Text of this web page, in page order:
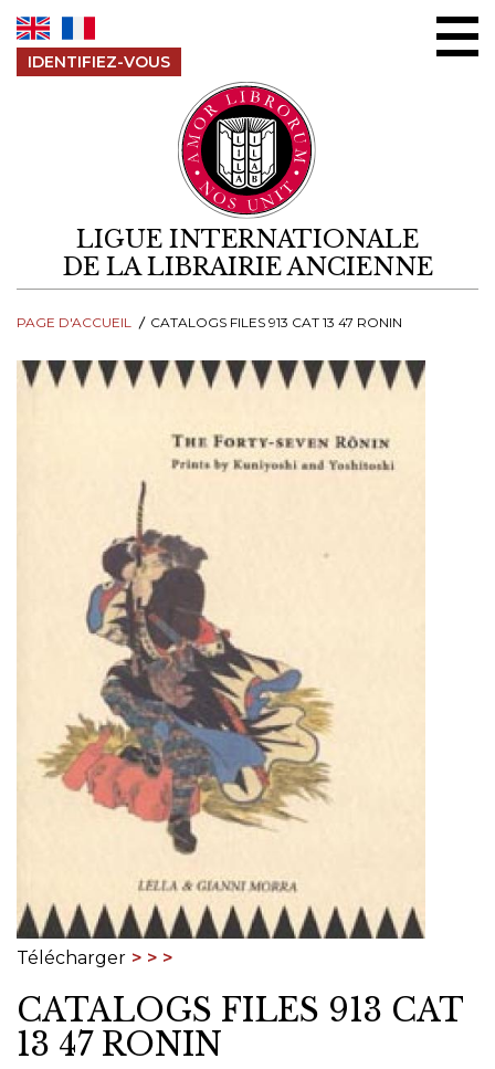
IDENTIFIEZ-VOUS
LIGUE INTERNATIONALE
DE LA LIBRAIRIE ANCIENNE
PAGE D'ACCUEIL CATALOGS FILES 913 CAT 13 47 RONIN
Télécharger
CATALOGS FILES 913 CAT
13 47 RONIN